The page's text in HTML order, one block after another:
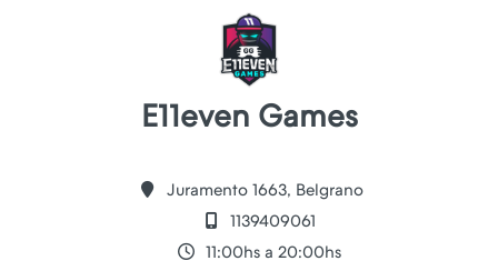
E11even Games
Juramento 1663, Belgrano
1139409061
11:00hs a 20:00hs